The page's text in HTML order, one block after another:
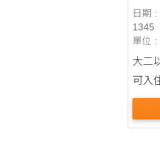
日期
1345
單位 :
大二
可入